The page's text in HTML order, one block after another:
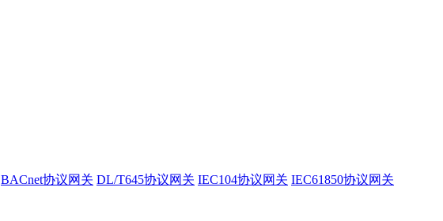
BACnet协议网关 DL/T645协议网关 IEC104协议网关 IEC61850协议网关